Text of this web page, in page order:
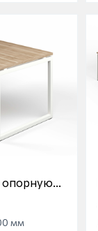
опорную
опоре
мм